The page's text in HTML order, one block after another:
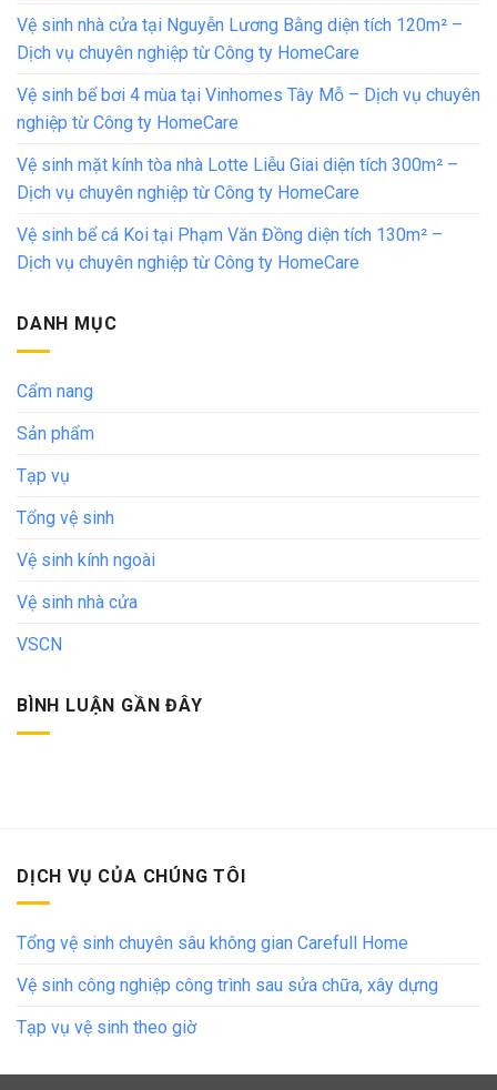
Vệ sinh nhà cửa tại Nguyễn Lương Bằng diện tích 120m² –
Dịch vụ chuyên nghiệp từ Công ty HomeCare
Vệ sinh bể bơi 4 mùa tại Vinhomes Tây Mỗ – Dịch vụ chuyên
nghiệp từ Công ty HomeCare
Vệ sinh mặt kính tòa nhà Lotte Liễu Giai diện tích 300m² –
Dịch vụ chuyên nghiệp từ Công ty HomeCare
Vệ sinh bể cá Koi tại Phạm Văn Đồng diện tích 130m² –
Dịch vụ chuyên nghiệp từ Công ty HomeCare
DANH MỤC
Cẩm nang
Sản phẩm
Tạp vụ
Tổng vệ sinh
Vệ sinh kính ngoài
Vệ sinh nhà cửa
VSCN
BÌNH LUẬN GẦN ĐÂY
DỊCH VỤ CỦA CHÚNG TÔI
Tổng vệ sinh chuyên sâu không gian Carefull Home
Vệ sinh công nghiệp công trình sau sửa chữa, xây dựng
Tạp vụ vệ sinh theo giờ